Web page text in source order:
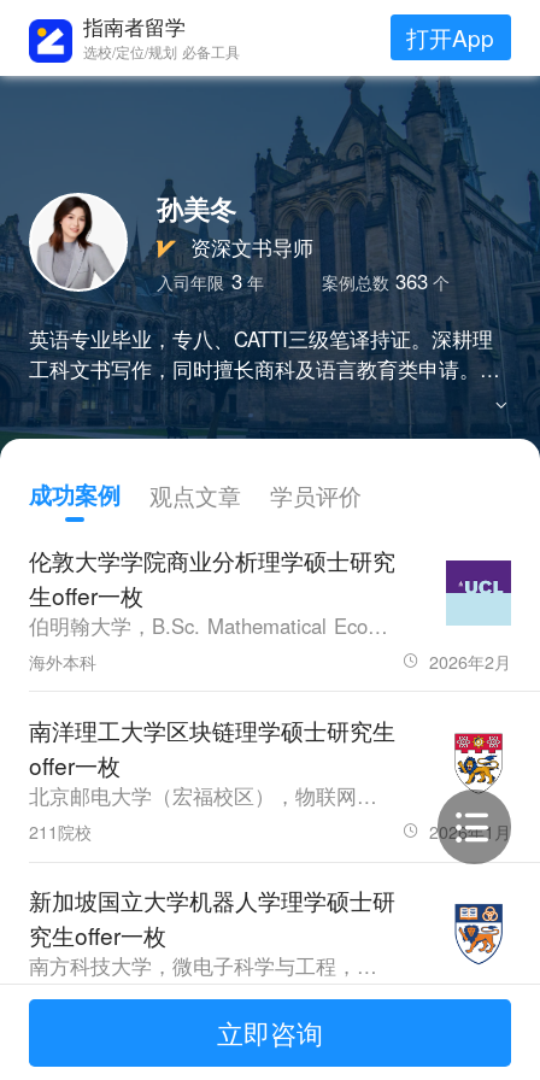
指南者留学
选校/定位/规划 必备工具 打开App
孙美冬
资深文书导师
入司年限 3年 案例总数 363 个
英语专业毕业，专八、CATTI三级笔译持证。深耕理
工科文书写作，同时擅长商科及语言教育类申请。精
准把握港三、新二、G5等院校偏好，善于根据项目要
求挖掘学生亮点素材，对技术经历进行专业润色与补
成功案例 观点文章
学员评价
伦敦大学学院商业分析理学硕士研究
生offer一枚
伯明翰大学，B.Sc. Mathematical Economics and Statistics，其他，GPA60.3
海外本科 2026年2月
南洋理工大学区块链理学硕士研究生
offer一枚
北京邮电大学（宏福校区），物联网工程，应届生，GPA86.08，雅思6.5
211院校 2026年1月
新加坡国立大学机器人学理学硕士研
究生offer一枚
南方科技大学，微电子科学与工程，应届生，GPA91.6，雅思6.5，GRE321.0
普通本科 2026年1月
新加坡国立大学中国文化与语言文学
立即咨询